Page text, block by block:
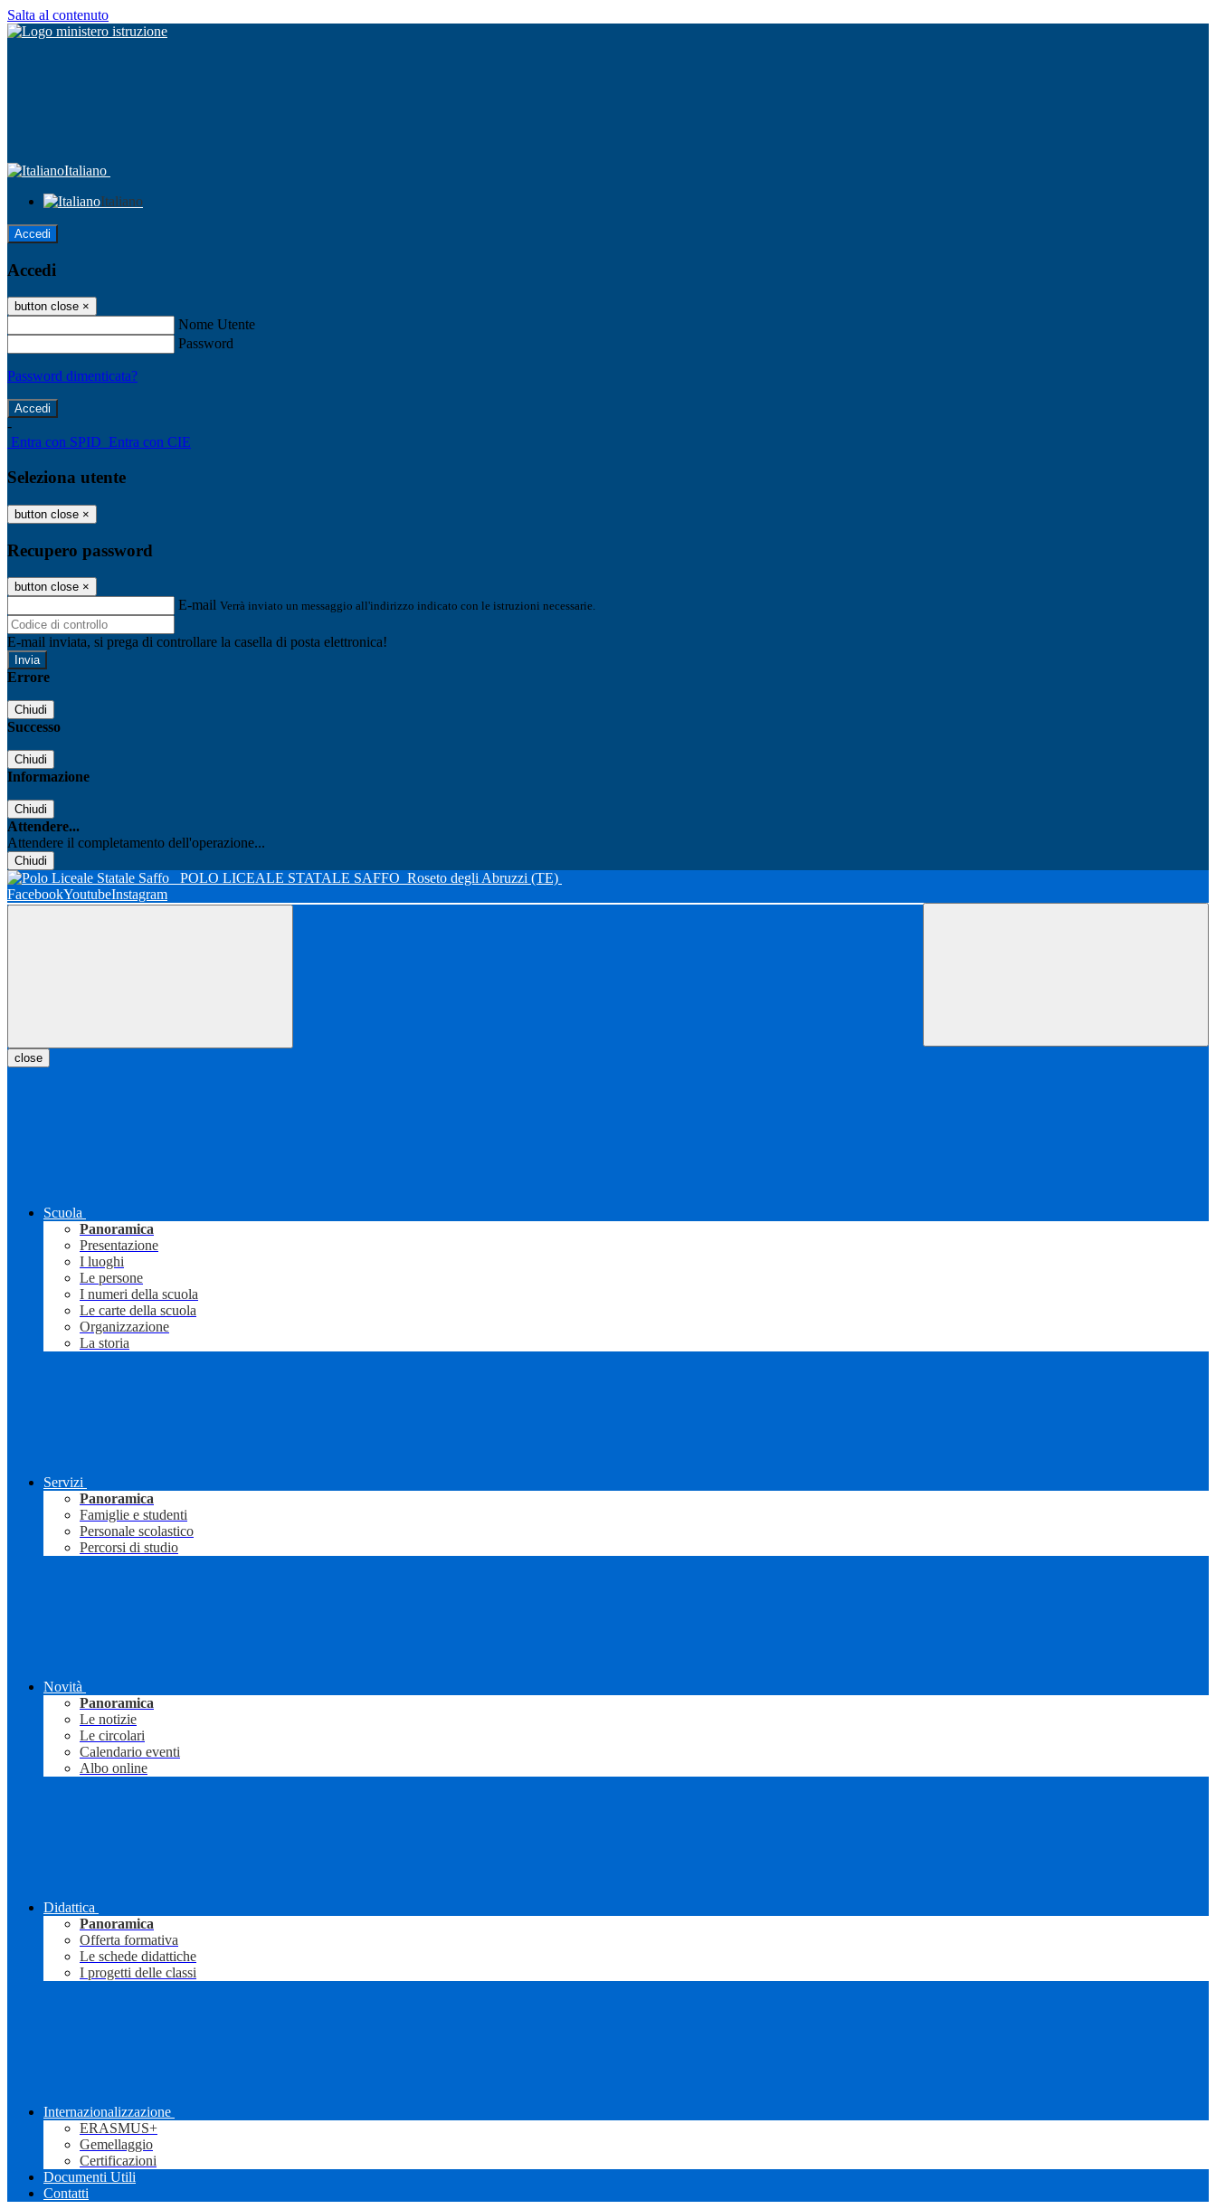
Salta al contenuto
Italiano
Italiano
Accedi
Accedi
button close ×
Nome Utente
Password
Password dimenticata?
-
Entra con SPID Entra con CIE
Seleziona utente
button close ×
Recupero password
button close ×
E-mail Verrà inviato un messaggio all'indirizzo indicato con le istruzioni necessarie.
E-mail inviata, si prega di controllare la casella di posta elettronica!
Errore
Chiudi
Successo
Chiudi
Informazione
Chiudi
Attendere...
Attendere il completamento dell'operazione...
Chiudi
POLO LICEALE STATALE SAFFO Roseto degli Abruzzi (TE)
FacebookYoutubeInstagram
close
Scuola
Panoramica
Presentazione
I luoghi
Le persone
I numeri della scuola
Le carte della scuola
Organizzazione
La storia
Servizi
Panoramica
Famiglie e studenti
Personale scolastico
Percorsi di studio
Novità
Panoramica
Le notizie
Le circolari
Calendario eventi
Albo online
Didattica
Panoramica
Offerta formativa
Le schede didattiche
I progetti delle classi
Internazionalizzazione
ERASMUS+
Gemellaggio
Certificazioni
Documenti Utili
Contatti